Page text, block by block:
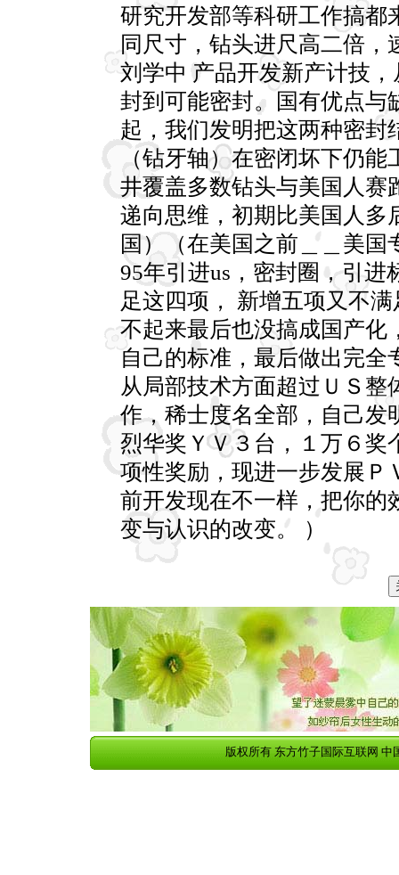
研究开发部等科研工作搞都
同尺寸，钻头进尺高二倍
刘学中 产品开发新产计技
封到可能密封。国有优点与
起，我们发明把这两种密封
（钻牙轴）在密闭坏下仍
井覆盖多数钻头与美国人赛
递向思维，初期比美国人多
国）（在美国之前＿＿美
95年引进us，密封圈，引
足这四项， 新增五项又不
不起来最后也没搞成国产化
自己的标准，最后做出完全
从局部技术方面超过ＵＳ
作，稀士度名全部，自己发
烈华奖ＹＶ３台，１万６奖
项性奖励，现进一步发展Ｐ
前开发现在不一样，把你的
变与认识的改变。 ）
版权所有 东方竹子国际互联网 中